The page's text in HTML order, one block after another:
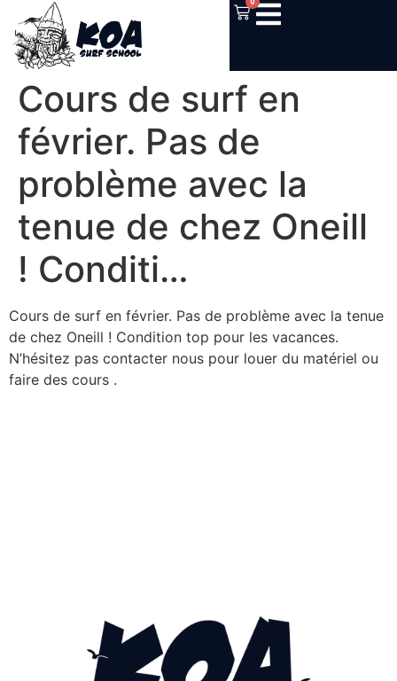
Cours de surf en
février. Pas de
problème avec la
tenue de chez Oneill
! Conditi…
Cours de surf en février. Pas de problème avec la tenue
de chez Oneill ! Condition top pour les vacances.
N’hésitez pas contacter nous pour louer du matériel ou
faire des cours .